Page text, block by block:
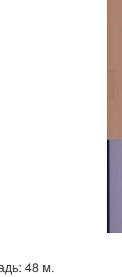
48 м.